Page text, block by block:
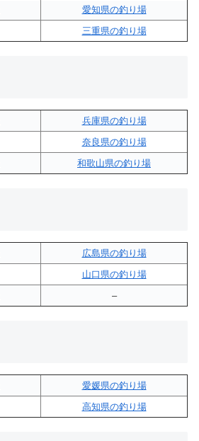
愛知県の釣り場
三重県の釣り場
兵庫県の釣り場
奈良県の釣り場
和歌山県の釣り場
広島県の釣り場
山口県の釣り場
–
愛媛県の釣り場
高知県の釣り場